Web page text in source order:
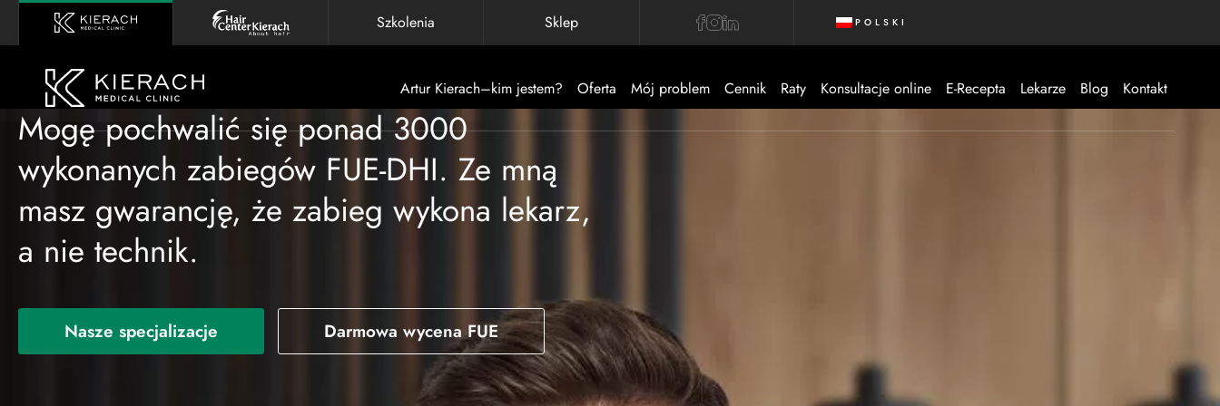
Szkolenia Sklep POLSKI
Artur Kierach–kim jestem? Oferta Mój problem Cennik Raty Konsultacje online E-Recepta Lekarze Blog Kontakt
Mogę pochwalić się ponad 3000
wykonanych zabiegów FUE-DHI. Ze mną
masz gwarancję, że zabieg wykona lekarz,
a nie technik.
Nasze specjalizacje Darmowa wycena FUE